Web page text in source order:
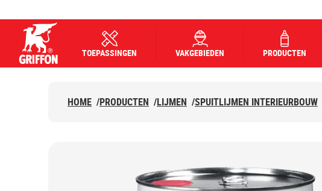
TOEPASSINGEN VAKGEBIEDEN PRODUCTEN
HOME /PRODUCTEN /LIJMEN /SPUITLIJMEN INTERIEURBOUW